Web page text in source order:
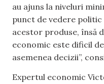
au ajuns la niveluri
punct de vedere
acestor produse, însă
economic este dificil
asemenea decizii”,
Expertul economic